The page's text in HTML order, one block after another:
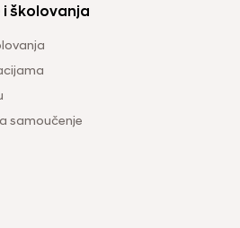
i školovanja
samoučenje